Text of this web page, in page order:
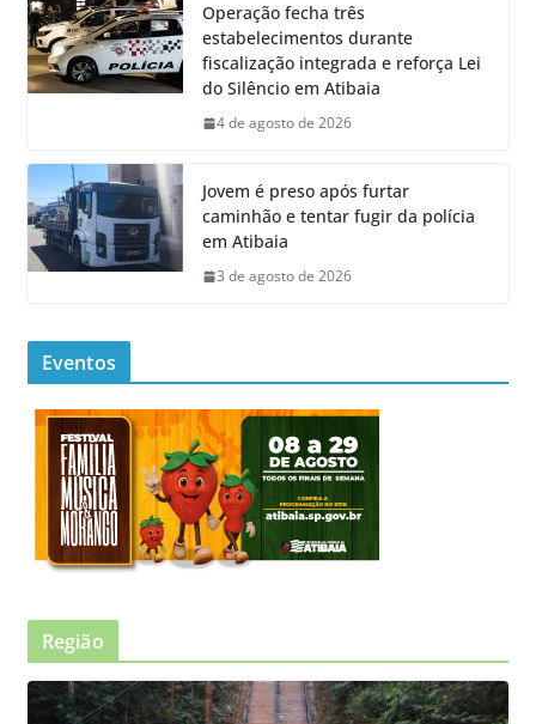
Operação fecha três
estabelecimentos durante
fiscalização integrada e reforça Lei
do Silêncio em Atibaia
4 de agosto de 2026
Jovem é preso após furtar
caminhão e tentar fugir da polícia
em Atibaia
3 de agosto de 2026
Eventos
Região